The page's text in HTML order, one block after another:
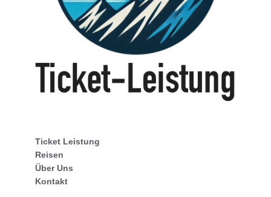
Ticket Leistung
Reisen
Über Uns
Kontakt